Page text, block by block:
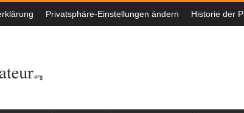
Privatsphäre-Einstellungen ändern Historie der